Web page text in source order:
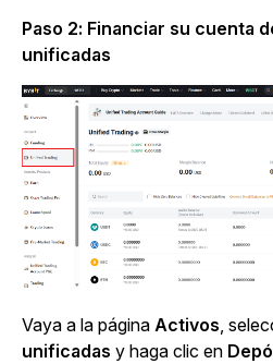
Paso 2: Financiar su cuenta
unificadas
Vaya a la página Activos,
unificadas y haga clic en